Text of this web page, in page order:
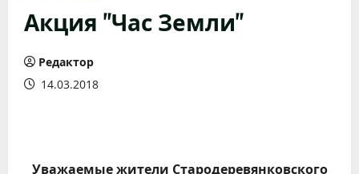
Акция "Час Земли"
Редактор
14.03.2018
Уважаемые жители Стародеревянковского